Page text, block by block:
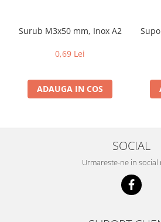
Surub M3x50 mm, Inox A2
0,69 Lei
ADAUGA IN COS
SOCIAL
Urmareste-ne in social